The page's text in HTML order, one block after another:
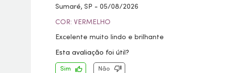
Sumaré, SP - 05/08/2026
COR: VERMELHO
Excelente muito lindo e brilhante
Esta avaliação foi útil?
Sim Não